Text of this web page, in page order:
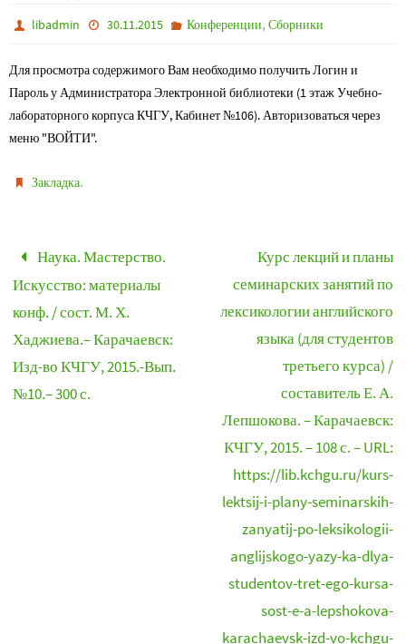
libadmin 30.11.2015 Конференции, Сборники
Для просмотра содержимого Вам необходимо получить Логин и
Пароль у Администратора Электронной библиотеки (1 этаж Учебно-
лабораторного корпуса КЧГУ, Кабинет №106). Авторизоваться через
меню "ВОЙТИ".
Закладка.
Наука. Мастерство.
Искусство: материалы
конф. / сост. М. Х.
Хаджиева.– Карачаевск:
Изд-во КЧГУ, 2015.-Вып.
№10.– 300 с.
Курс лекций и планы
семинарских занятий по
лексикологии английского
языка (для студентов
третьего курса) /
составитель Е. А.
Лепшокова. – Карачаевск:
КЧГУ, 2015. – 108 с. – URL:
https://lib.kchgu.ru/kurs-
lektsij-i-plany-seminarskih-
zanyatij-po-leksikologii-
anglijskogo-yazy-ka-dlya-
studentov-tret-ego-kursa-
sost-e-a-lepshokova-
karachaevsk-izd-vo-kchgu-